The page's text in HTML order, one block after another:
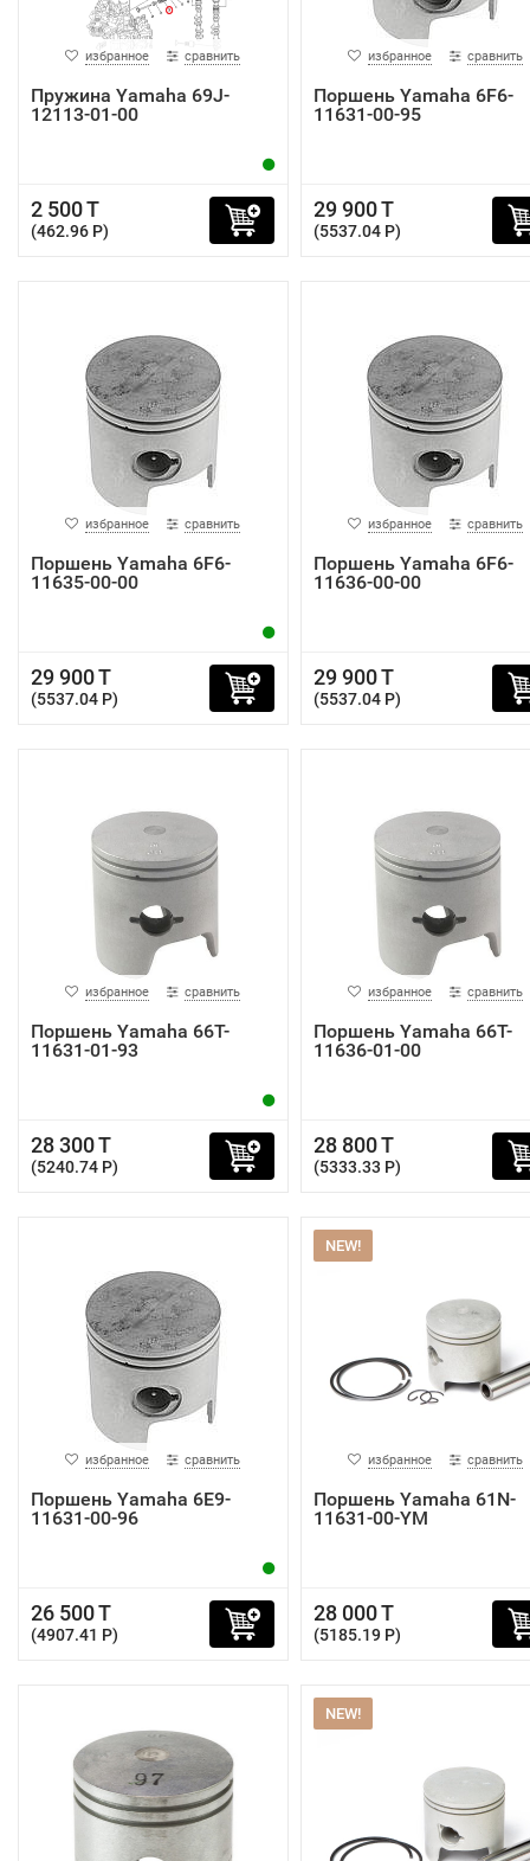
избранное сравнить
Пружина Yamaha 69J-
12113-01-00
2 500 T
(462.96 P)
избранное сравнить
Поршень Yamaha 6F6-
11631-00-95
29 900 T
(5537.04 P)
избранное сравнить
Поршень Yamaha 6F6-
11635-00-00
29 900 T
(5537.04 P)
избранное сравнить
Поршень Yamaha 6F6-
11636-00-00
29 900 T
(5537.04 P)
избранное сравнить
Поршень Yamaha 66T-
11631-01-93
28 300 T
(5240.74 P)
избранное сравнить
Поршень Yamaha 66T-
11636-01-00
28 800 T
(5333.33 P)
избранное сравнить
Поршень Yamaha 6E9-
11631-00-96
26 500 T
(4907.41 P)
NEW!
избранное сравнить
Поршень Yamaha 61N-
11631-00-YM
28 000 T
(5185.19 P)
NEW!